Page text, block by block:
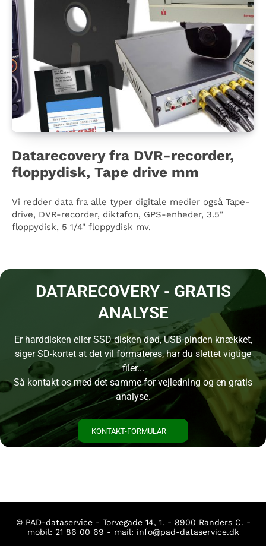
Datarecovery fra DVR-recorder,
floppydisk, Tape drive mm
Vi redder data fra alle typer digitale medier også Tape-
drive, DVR-recorder, diktafon, GPS-enheder, 3.5"
floppydisk, 5 1/4" floppydisk mv.
DATARECOVERY - GRATIS
ANALYSE
Er harddisken eller SSD disken død, USB-pinden knækket,
siger SD-kortet at det vil formateres, har du slettet vigtige
filer...
Så kontakt os med det samme for vejledning og en gratis
analyse.
KONTAKT-FORMULAR
© PAD-dataservice - Torvegade 14, 1. - 8900 Randers C. -
mobil: 21 86 00 69 - mail: info@pad-dataservice.dk